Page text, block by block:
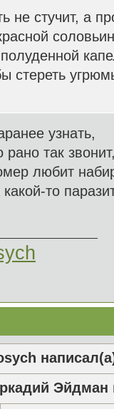
не стучит, а
стереть
узнать,
рано так
любит
какой-то
Эйдман